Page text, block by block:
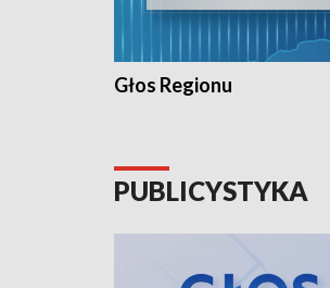
Głos Regionu
PUBLICYSTYKA